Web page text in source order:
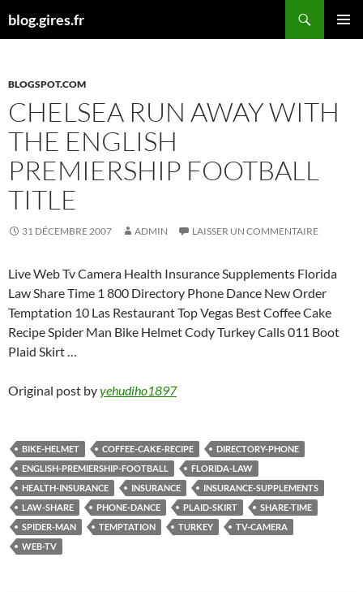
aublog.gires.fr
BLOGSPOT.COM
CHELSEA RUN AWAY WITH
THE ENGLISH
PREMIERSHIP FOOTBALL
TITLE
31 DÉCEMBRE 2007 ADMIN LAISSER UN COMMENTAIRE
Live Web Tv Camera Health Insurance Supplements Florida
Law Share Time 1 800 Directory Phone Dance New Order
Temptation 10 Las Restaurant Top Vegas Best Coffee Cake
Recipe Spider Man Bike Helmet Cody Turkey Calls 011 Boot
Plaid Skirt …
Original post byyehudiho1897
BIKE-HELMET COFFEE-CAKE-RECIPE
DIRECTORY-PHONE
ENGLISH-PREMIERSHIP-FOOTBALL
FLORIDA-LAW
HEALTH-INSURANCE
INSURANCE
INSURANCE-SUPPLEMENTS
LAW-SHARE
PHONE-DANCE PLAID-SKIRT
SHARE-TIME
SPIDER-MAN
TEMPTATION TURKEY
TV-CAMERA
WEB-TV